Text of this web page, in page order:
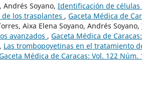
Andrés Soyano, Identificación de
los trasplantes , Gaceta Médica de
Aixa Elena Soyano, Andrés Soyano,
avanzados , Gaceta Médica de
Las trombopoyetinas en el tratamiento
Médica de Caracas: Vol. 122 Núm.